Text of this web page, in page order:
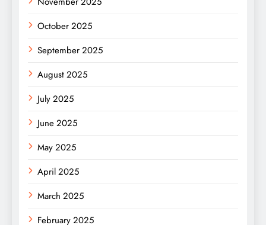
October 2025
September 2025
August 2025
July 2025
June 2025
May 2025
April 2025
March 2025
February 2025